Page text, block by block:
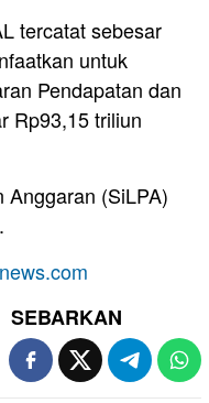
tercatat sebesar
untuk
Pendapatan dan
Rp93,15 triliun
Anggaran (SiLPA)
SEBARKAN